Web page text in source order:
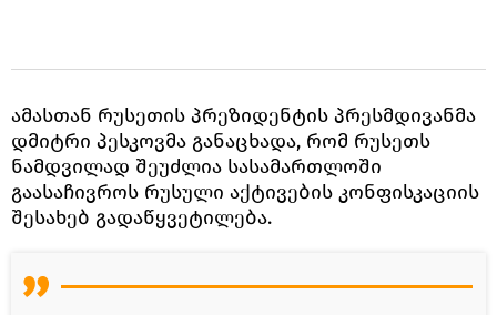
ამასთან რუსეთის პრეზიდენტის პრესმდივანმა
დმიტრი პესკოვმა განაცხადა, რომ რუსეთს
ნამდვილად შეუძლია სასამართლოში
გაასაჩივროს რუსული აქტივების კონფისკაციის
შესახებ გადაწყვეტილება.